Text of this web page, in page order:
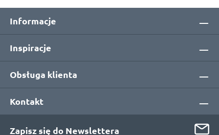
Informacje
Inspiracje
Obsługa klienta
Kontakt
Zapisz się do Newslettera